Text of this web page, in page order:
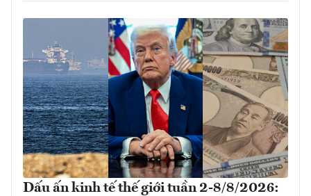
Dấu ấn kinh tế thế giới tuần 2-8/8/2026: